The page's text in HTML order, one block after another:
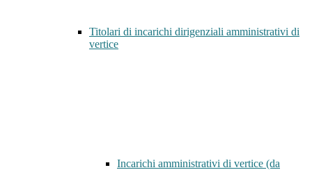
Titolari di incarichi dirigenziali amministrativi di
vertice
Incarichi amministrativi di vertice (da